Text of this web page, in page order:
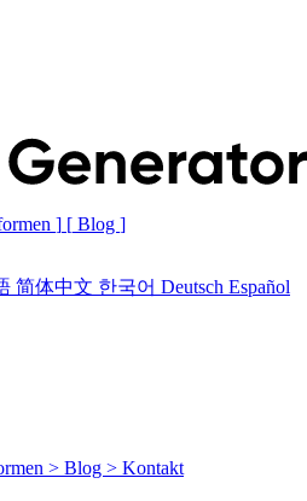
] [ Blog ]
简体中文 한국어 Deutsch Español
> Blog > Kontakt